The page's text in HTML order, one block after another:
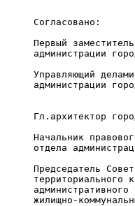
     Согласовано:
Первый
администрации
     Управляющий делами
администрации
Гл.архитектор
Начальник
отдела
Председатель
территориального
административного
жилищно-